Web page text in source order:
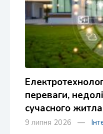
переваги,
сучасного житла
9 липня 2026 —